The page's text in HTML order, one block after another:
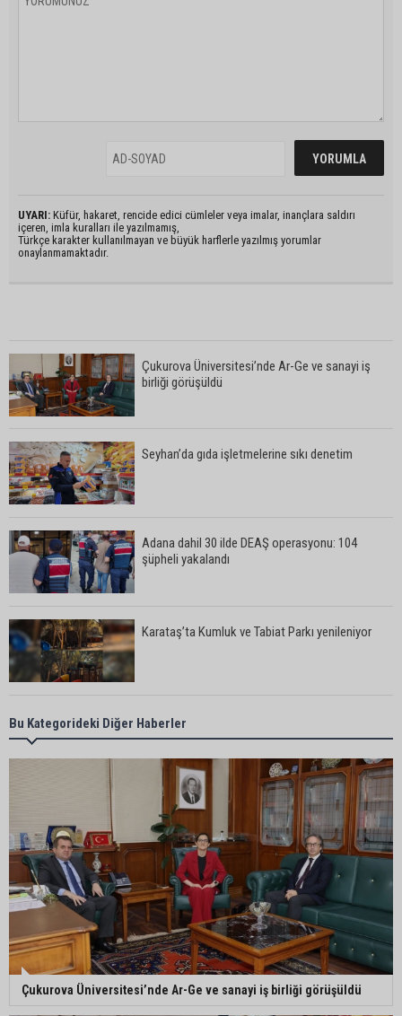
UYARI: Küfür, hakaret, rencide edici cümleler veya imalar, inançlara saldırı
içeren, imla kuralları ile yazılmamış,
Türkçe karakter kullanılmayan ve büyük harflerle yazılmış yorumlar
onaylanmamaktadır.
Çukurova Üniversitesi’nde Ar-Ge ve sanayi iş
birliği görüşüldü
Seyhan’da gıda işletmelerine sıkı denetim
Adana dahil 30 ilde DEAŞ operasyonu: 104
şüpheli yakalandı
Karataş’ta Kumluk ve Tabiat Parkı yenileniyor
Bekir Şimşek’ten Mustafa Özkan’a ziyaret
Ceyhan’da asfalt çalışmaları sürüyor
Ceyhan’da açık hava sineması keyfi iki farklı
parkta devam ediyor
5. Yunusoğlu Futbol Turnuvası’nda final heyecanı
Bu Kategorideki Diğer Haberler
Çukurova Üniversitesi’nde Ar-Ge ve sanayi iş birliği görüşüldü